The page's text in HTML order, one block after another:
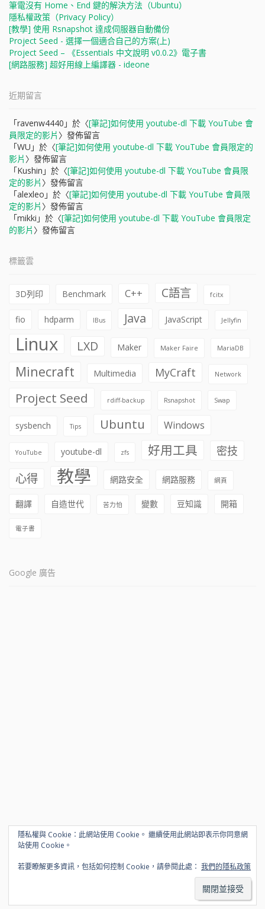
筆電沒有 Home、End 鍵的解決方法（Ubuntu）
隱私權政策（Privacy Policy）
[教學] 使用 Rsnapshot 達成伺服器自動備份
Project Seed - 選擇一個適合自己的方案(上)
Project Seed – 《Essentials 中文說明 v0.0.2》電子書
[網路服務] 超好用線上編譯器 - ideone
近期留言
「ravenw4440 」於〈[筆記]如何使用 youtube-dl 下載 YouTube 會
員限定的影片 〉發佈留言
「WU 」於〈[筆記]如何使用 youtube-dl 下載 YouTube 會員限定的
影片 〉發佈留言
「Kushin 」於〈[筆記]如何使用 youtube-dl 下載 YouTube 會員限
定的影片 〉發佈留言
「alexleo 」於〈[筆記]如何使用 youtube-dl 下載 YouTube 會員限
定的影片 〉發佈留言
「mikki 」於〈[筆記]如何使用 youtube-dl 下載 YouTube 會員限定
的影片 〉發佈留言
標籤雲
3D列印 Benchmark C++ C語言 fcitx
fio hdparm IBus Java JavaScript Jellyfin
Linux LXD Maker Maker Faire MariaDB
Minecraft Multimedia MyCraft Network
Project Seed rdiff-backup Rsnapshot Swap
sysbench Tips Ubuntu Windows
YouTube youtube-dl zfs 好用工具 密技
心得 教學 網路安全 網路服務 網頁
翻譯 自造世代 苦力怕 變數 豆知識 開箱
電子書
Google 廣告
隱私權與 Cookie：此網站使用 Cookie。 繼續使用此網站即表示你同意網
站使用 Cookie。
若要瞭解更多資訊，包括如何控制 Cookie，請參閱此處： 我們的隱私政策